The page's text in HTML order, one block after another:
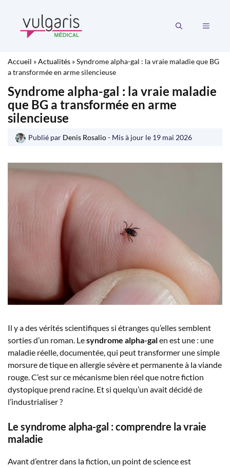
contenu
MENU
Accueil »Actualités »Syndrome alpha-gal : la vraie maladie que BG
a transformée en arme silencieuse
Syndrome alpha-gal : la vraie maladie
que BG a transformée en arme
silencieuse
Publié par Denis Rosalio- Mis à jour le 19 mai 2026
Il y a des vérités scientifiques si étranges qu’elles semblent
sorties d’un roman. Lesyndrome alpha-galen est une : une
maladie réelle, documentée, qui peut transformer une simple
morsure de tique en allergie sévère et permanente à la viande
rouge. C’est sur ce mécanisme bien réel que notre fiction
dystopique prend racine. Et si quelqu’un avait décidé de
l’industrialiser ?
Le syndrome alpha-gal : comprendre la vraie
maladie
Avant d’entrer dans la fiction, un point de science est